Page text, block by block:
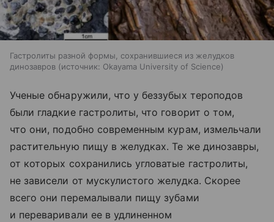
Гастролиты разной формы, сохранившиеся из желудков
динозавров
источник: Okayama University of Science
Ученые обнаружили, что у беззубых тероподов
были гладкие гастролиты, что говорит о том,
что они, подобно современным курам, измельчали
растительную пищу в желудках. Те же динозавры,
от которых сохранились угловатые гастролиты,
не зависели от мускулистого желудка. Скорее
всего они перемалывали пищу зубами
и переваривали ее в удлиненном